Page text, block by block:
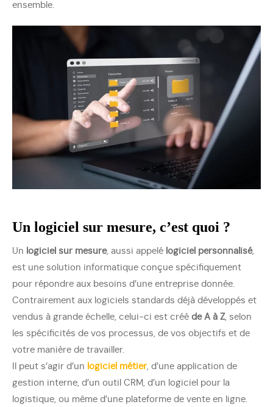
ensemble.
Un logiciel sur mesure, c’est quoi ?
Un logiciel sur mesure, aussi appelé logiciel personnalisé,
est une solution informatique conçue spécifiquement
pour répondre aux besoins d’une entreprise donnée.
Contrairement aux logiciels standards déjà développés et
vendus à grande échelle, celui-ci est créé de A à Z, selon
les spécificités de vos processus, de vos objectifs et de
votre manière de travailler.
Il peut s’agir d’un logiciel métier, d’une application de
gestion interne, d’un outil CRM, d’un logiciel pour la
logistique, ou même d’une plateforme de vente en ligne.